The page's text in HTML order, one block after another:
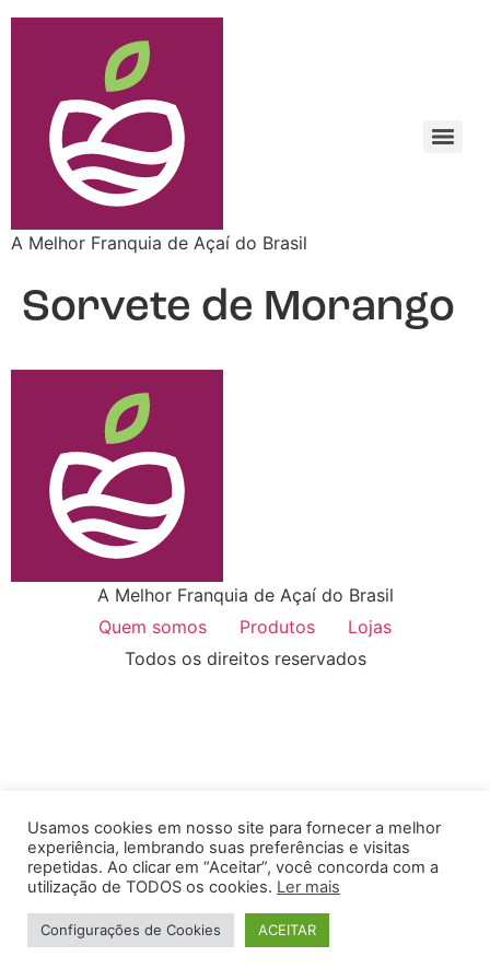
A Melhor Franquia de Açaí do Brasil
Sorvete de Morango
A Melhor Franquia de Açaí do Brasil
Quem somos
Produtos
Lojas
Todos os direitos reservados
Usamos cookies em nosso site para fornecer a melhor
experiência, lembrando suas preferências e visitas
repetidas. Ao clicar em “Aceitar”, você concorda com a
utilização de TODOS os cookies. Ler mais
Configurações de Cookies ACEITAR